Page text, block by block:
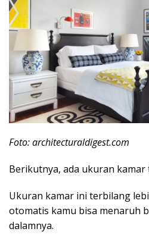
Foto: architecturaldigest.com
Berikutnya, ada ukuran kamar
Ukuran kamar ini terbilang
otomatis kamu bisa menaruh
dalamnya.